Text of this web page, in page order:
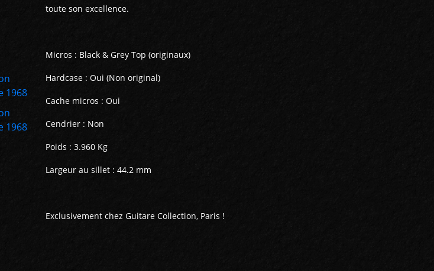
toute son excellence.
Micros : Black & Grey Top (originaux)
Hardcase : Oui (Non original)
Cache micros : Oui
Cendrier : Non
Poids : 3.960 Kg
Largeur au sillet : 44.2 mm
Exclusivement chez Guitare Collection, Paris !